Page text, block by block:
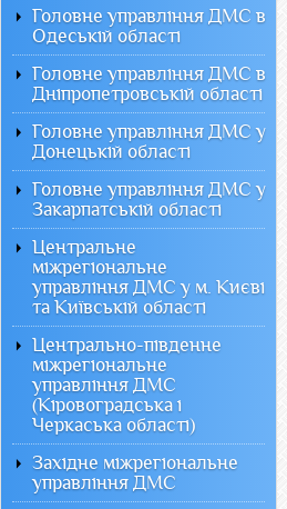
Головне управління ДМС в
Одеській області
Головне управління ДМС в
Дніпропетровській області
Головне управління ДМС у
Донецькій області
Головне управління ДМС у
Закарпатській області
Центральне
міжрегіональне
управління ДМС у м. Києві
та Київській області
Центрально-південне
міжрегіональне
управління ДМС
(Кіровоградська і
Черкаська області)
Західне міжрегіональне
управління ДМС